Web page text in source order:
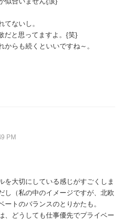
てないし。
だと思ってますよ。{笑}
らも続くといいですね～。
PM
を大切にしている感じがすごくしま
し（私の中のイメージですが、北欧
ートのバランスのとりかたも。
、どうしても仕事優先でプライベー